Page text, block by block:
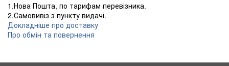
1.Нова Пошта, по тарифам перевізника.
2.Самовивіз з пункту видачі.
Докладніше про доставку
Про обмін та повернення